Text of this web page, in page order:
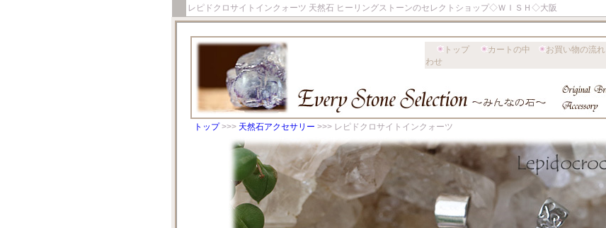
レピドクロサイトインクォーツ 天然石 ヒーリングストーンのセレクトショップ◇ＷＩＳＨ◇大阪
トップ カートの中 お買い物の流れ
わせ
トップ>>> 天然石アクセサリー >>> レピドクロサイトインクォーツ